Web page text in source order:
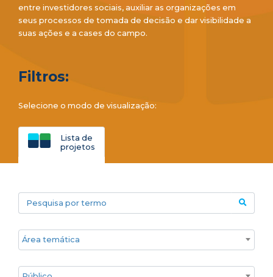
entre investidores sociais, auxiliar as organizações em
seus processos de tomada de decisão e dar visibilidade a
suas ações e a cases do campo.
Filtros:
Selecione o modo de visualização:
Lista de
projetos
Pesquisa por termo
Áreas temáticas
Público